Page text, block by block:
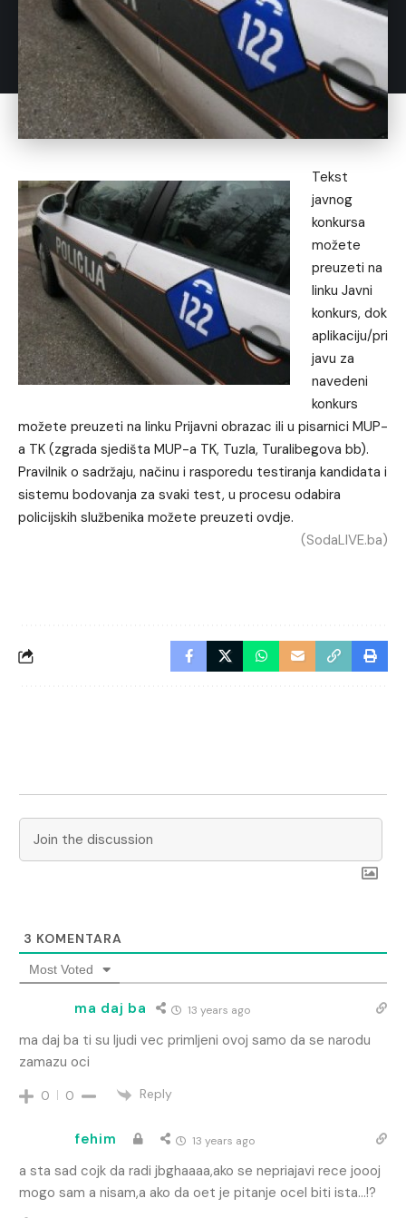
Tekst
javnog
konkursa
možete
preuzeti na
linku Javni
konkurs, dok
aplikaciju/pri
javu za
navedeni
konkurs
možete preuzeti na linku Prijavni obrazac ili u pisarnici MUP-
a TK (zgrada sjedišta MUP-a TK, Tuzla, Turalibegova bb).
Pravilnik o sadržaju, načinu i rasporedu testiranja kandidata i
sistemu bodovanja za svaki test, u procesu odabira
policijskih službenika možete preuzeti ovdje.
(SodaLIVE.ba)
3 KOMENTARA
Most Voted
ma daj ba 13 years ago
ma daj ba ti su ljudi vec primljeni ovoj samo da se narodu
zamazu oci
0 0 Reply
fehim 13 years ago
a sta sad cojk da radi jbghaaaa,ako se nepriajavi rece joooj
mogo sam a nisam,a ako da oet je pitanje ocel biti ista…!?